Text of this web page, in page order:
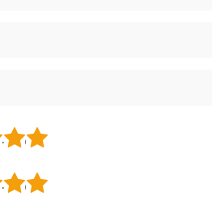
5
5